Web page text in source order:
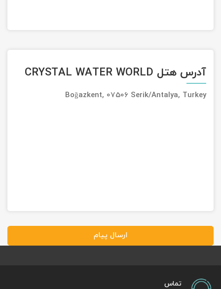
آدرس هتل CRYSTAL WATER WORLD
Boğazkent, 07506 Serik/Antalya, Turkey
ارسال پیام
تماس